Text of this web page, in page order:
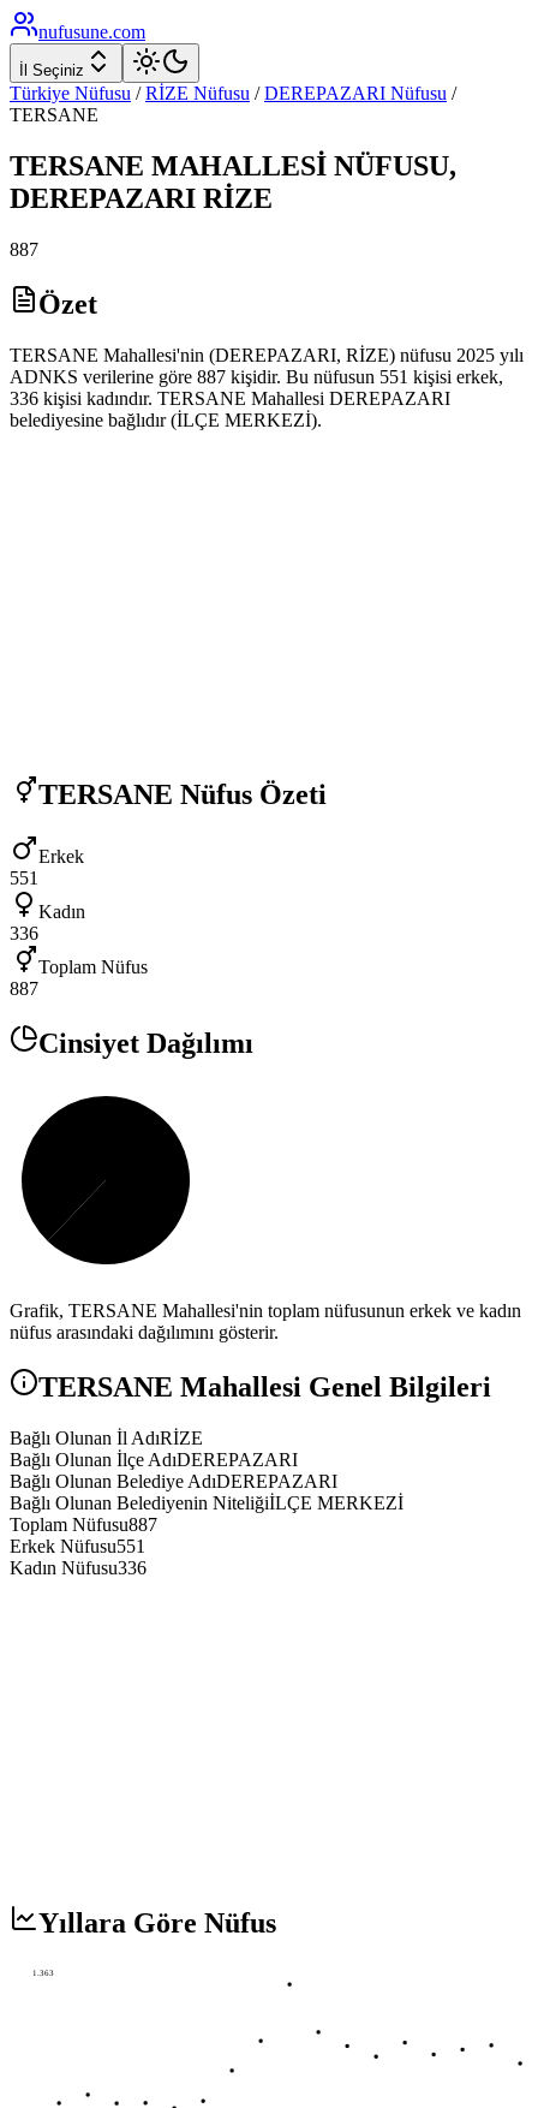
nufusune.com
İl Seçiniz
Türkiye Nüfusu / RİZE Nüfusu / DEREPAZARI Nüfusu /
TERSANE
TERSANE MAHALLESİ NÜFUSU,
DEREPAZARI RİZE
887
Özet
TERSANE Mahallesi'nin (DEREPAZARI, RİZE) nüfusu 2025 yılı
ADNKS verilerine göre 887 kişidir. Bu nüfusun 551 kişisi erkek,
336 kişisi kadındır. TERSANE Mahallesi DEREPAZARI
belediyesine bağlıdır (İLÇE MERKEZİ).
TERSANE Nüfus Özeti
Erkek
551
Kadın
336
Toplam Nüfus
887
Cinsiyet Dağılımı
Grafik, TERSANE Mahallesi'nin toplam nüfusunun erkek ve kadın
nüfus arasındaki dağılımını gösterir.
TERSANE Mahallesi Genel Bilgileri
Bağlı Olunan İl AdıRİZE
Bağlı Olunan İlçe AdıDEREPAZARI
Bağlı Olunan Belediye AdıDEREPAZARI
Bağlı Olunan Belediyenin NiteliğiİLÇE MERKEZİ
Toplam Nüfusu887
Erkek Nüfusu551
Kadın Nüfusu336
Yıllara Göre Nüfus
1.363